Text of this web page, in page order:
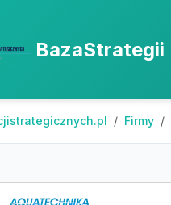
BazaStrategii
Firmy